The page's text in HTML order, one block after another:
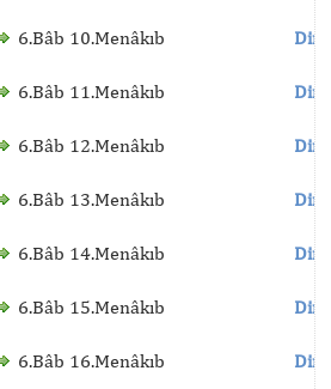
6.Bâb 10.Menâkıb
6.Bâb 11.Menâkıb
6.Bâb 12.Menâkıb
6.Bâb 13.Menâkıb
6.Bâb 14.Menâkıb
6.Bâb 15.Menâkıb
6.Bâb 16.Menâkıb